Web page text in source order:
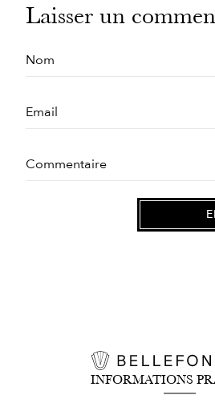
Laisser un
INFORMATIONS